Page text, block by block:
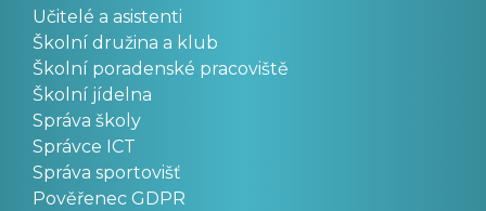
Učitelé a asistenti
Školní družina a klub
Školní poradenské pracoviště
Školní jídelna
Správa školy
Správce ICT
Správa sportovišť
Pověřenec GDPR